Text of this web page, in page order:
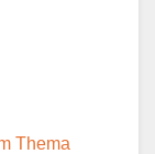
Thema